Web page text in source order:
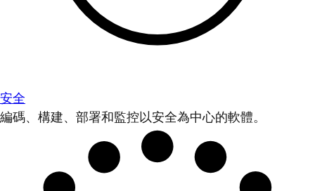
安全
編碼、構建、部署和監控以安全為中心的軟體。